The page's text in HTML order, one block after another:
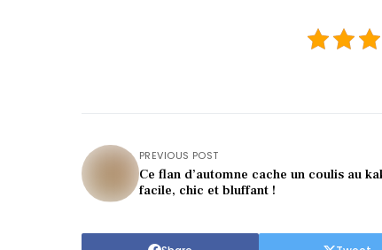
PREVIOUS POST
Ce flan d’automne cache un coulis au
facile, chic et bluffant !